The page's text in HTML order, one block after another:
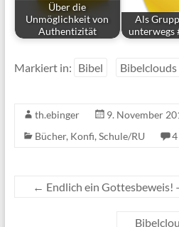
Über die
Unmöglichkeit von
Authentizität
Als
unterwegs
Markiert in: Bibel Bibelclouds
th.ebinger
9. November
Bücher, Konfi, Schule/RU
← Endlich ein Gottesbeweis!